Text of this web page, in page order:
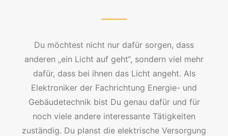
Du möchtest nicht nur dafür sorgen, dass
anderen „ein Licht auf geht“, sondern viel mehr
dafür, dass bei ihnen das Licht angeht. Als
Elektroniker der Fachrichtung Energie- und
Gebäudetechnik bist Du genau dafür und für
noch viele andere interessante Tätigkeiten
zuständig. Du planst die elektrische Versorgung